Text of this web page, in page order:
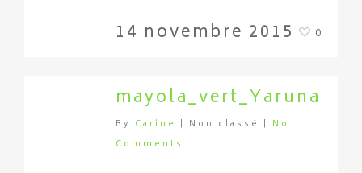
14 novembre 2015 0
mayola_vert_Yaruna
By Carine | Non classé | No
Comments